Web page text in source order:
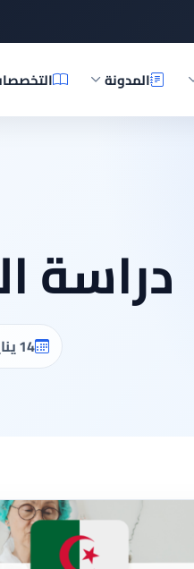
المدونة
دراسة
14 يناير، 2026